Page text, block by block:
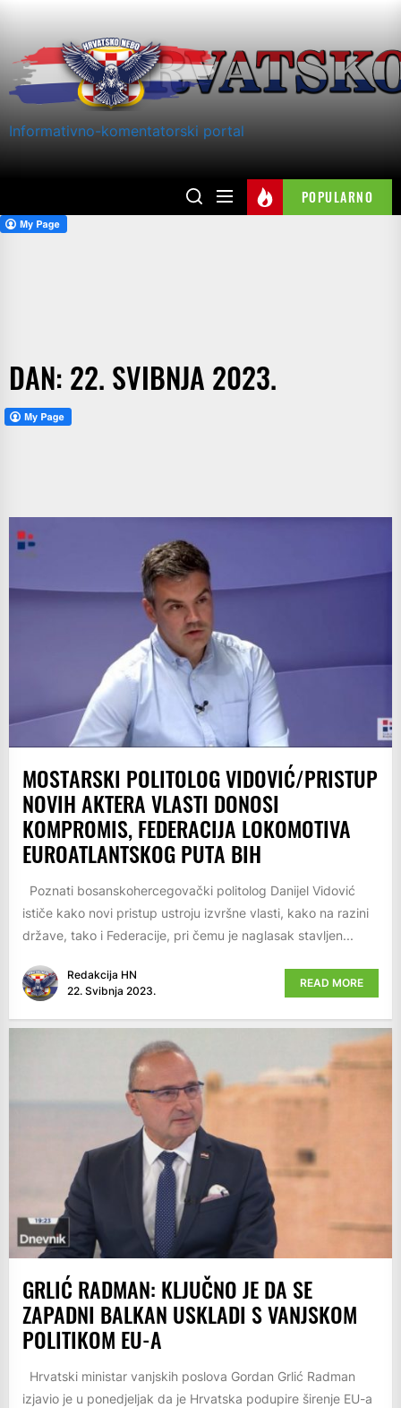
content
Informativno-komentatorski portal
POPULARNO
DAN: 22. SVIBNJA 2023.
MOSTARSKI POLITOLOG VIDOVIĆ/PRISTUP
NOVIH AKTERA VLASTI DONOSI
KOMPROMIS, FEDERACIJA LOKOMOTIVA
EUROATLANTSKOG PUTA BIH
Poznati bosanskohercegovački politolog Danijel Vidović
ističe kako novi pristup ustroju izvršne vlasti, kako na razini
države, tako i Federacije, pri čemu je naglasak stavljen...
Redakcija HN
22. Svibnja 2023.
READ MORE
GRLIĆ RADMAN: KLJUČNO JE DA SE
ZAPADNI BALKAN USKLADI S VANJSKOM
POLITIKOM EU-A
Hrvatski ministar vanjskih poslova Gordan Grlić Radman
izjavio je u ponedjeljak da je Hrvatska podupire širenje EU-a